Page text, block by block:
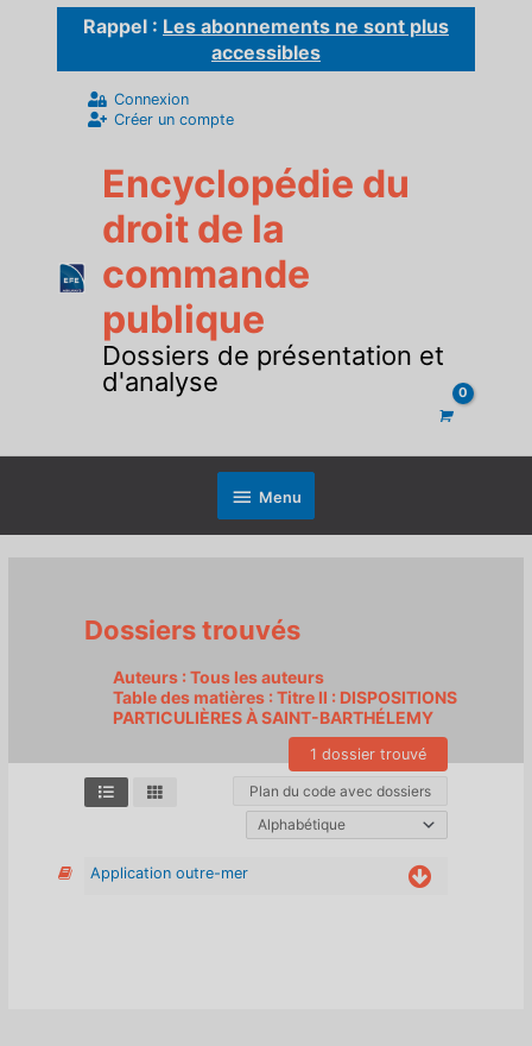
Rappel : Les abonnements ne sont plus
accessibles
Connexion
Créer un compte
Encyclopédie du
droit de la
commande
publique
Dossiers de présentation et
d'analyse
Sous
l'en-
Menu
Dossiers trouvés
Auteurs : Tous les auteurs
Table des matières : Titre II : DISPOSITIONS
PARTICULIÈRES À SAINT-BARTHÉLEMY
1 dossier trouvé
Plan du code avec dossiers
Application outre-mer